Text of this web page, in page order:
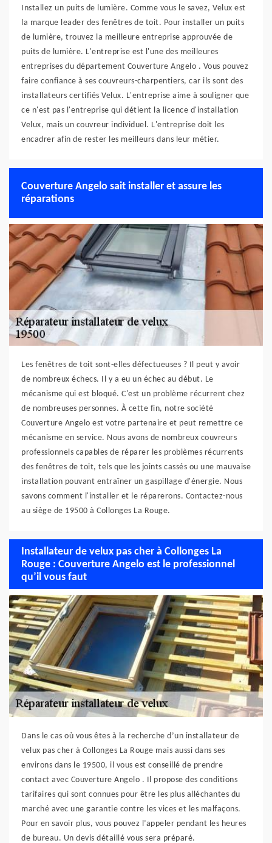
Installez un puits de lumière. Comme vous le savez, Velux est
la marque leader des fenêtres de toit. Pour installer un puits
de lumière, trouvez la meilleure entreprise approuvée de
puits de lumière. L'entreprise est l'une des meilleures
entreprises du département Couverture Angelo . Vous pouvez
faire confiance à ses couvreurs-charpentiers, car ils sont des
installateurs certifiés Velux. L'entreprise aime à souligner que
ce n'est pas l'entreprise qui détient la licence d'installation
Velux, mais un couvreur individuel. L'entreprise doit les
encadrer afin de rester les meilleurs dans leur métier.
Couverture Angelo sait installer et assure les
réparations
Les fenêtres de toit sont-elles défectueuses ? Il peut y avoir
de nombreux échecs. Il y a eu un échec au début. Le
mécanisme qui est bloqué. C'est un problème récurrent chez
de nombreuses personnes. À cette fin, notre société
Couverture Angelo est votre partenaire et peut remettre ce
mécanisme en service. Nous avons de nombreux couvreurs
professionnels capables de réparer les problèmes récurrents
des fenêtres de toit, tels que les joints cassés ou une mauvaise
installation pouvant entraîner un gaspillage d'énergie. Nous
savons comment l'installer et le réparerons. Contactez-nous
au siège de 19500 à Collonges La Rouge.
Installateur de velux pas cher à Collonges La
Rouge : Couverture Angelo est le professionnel
qu’il vous faut
Dans le cas où vous êtes à la recherche d’un installateur de
velux pas cher à Collonges La Rouge mais aussi dans ses
environs dans le 19500, il vous est conseillé de prendre
contact avec Couverture Angelo . Il propose des conditions
tarifaires qui sont connues pour être les plus alléchantes du
marché avec une garantie contre les vices et les malfaçons.
Pour en savoir plus, vous pouvez l’appeler pendant les heures
de bureau. Un devis détaillé vous sera préparé.